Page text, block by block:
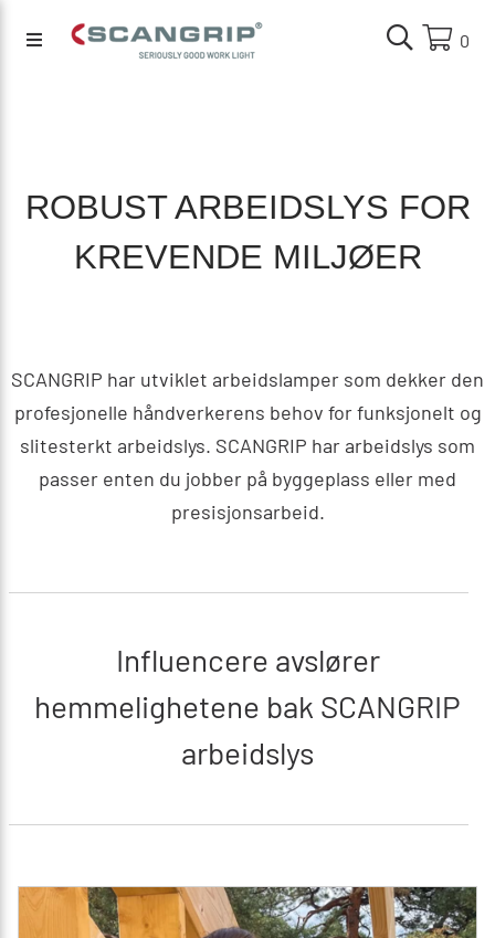
0
ROBUST ARBEIDSLYS FOR
KREVENDE MILJØER
SCANGRIP har utviklet arbeidslamper som dekker den
profesjonelle håndverkerens behov for funksjonelt og
slitesterkt arbeidslys. SCANGRIP har arbeidslys som
passer enten du jobber på byggeplass eller med
presisjonsarbeid.
Influencere avslører
hemmelighetene bak SCANGRIP
arbeidslys